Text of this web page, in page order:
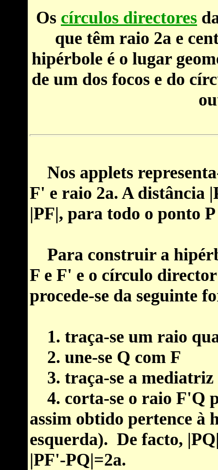
Os círculos directores
que têm raio 2a e
hipérbole é o lugar
de um dos focos e do
Nos applets
F' e raio 2a. A distância
|PF|, para todo o ponto
Para construir a
F e F' e o círculo
procede-se da seguinte
1. traça-se um raio
2. une-se Q com F
3. traça-se a mediatriz
4. corta-se o raio F'Q
assim obtido pertence à
esquerda). De facto,
|PF'-PQ|=2a.